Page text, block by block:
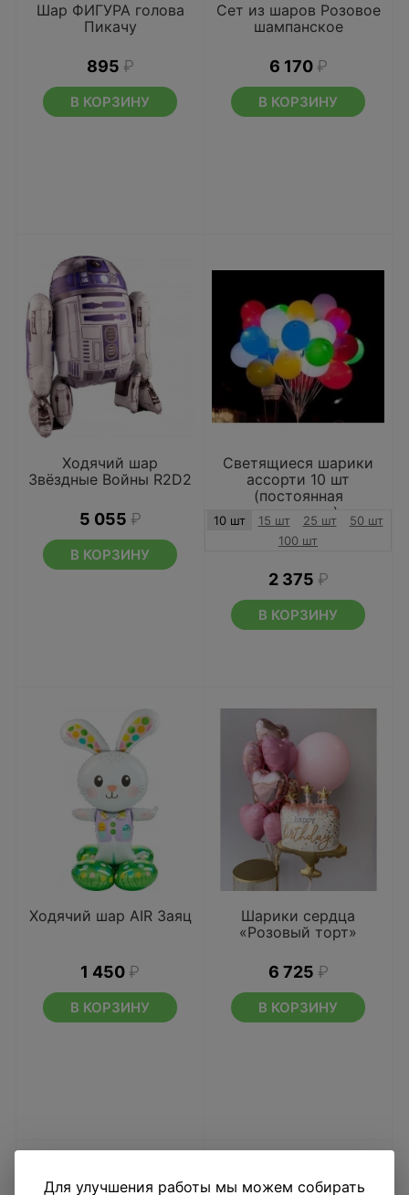
Шар ФИГУРА голова
Пикачу
895 ₽
В КОРЗИНУ
Сет из шаров Розовое
шампанское
6 170 ₽
В КОРЗИНУ
Ходячий шар
Звёздные Войны R2D2
5 055 ₽
В КОРЗИНУ
Светящиеся шарики
ассорти 10 шт
(постоянная
подсветка)
10 шт 15 шт 25 шт
50 шт
100 шт
2 375 ₽
В КОРЗИНУ
Ходячий шар AIR Заяц
1 450 ₽
В КОРЗИНУ
Шарики сердца
«Розовый торт»
6 725 ₽
В КОРЗИНУ
Для улучшения работы мы можем собирать